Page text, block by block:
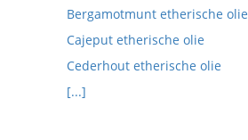
Bergamotmunt etherische olie
Cajeput etherische olie
Cederhout etherische olie
[...]